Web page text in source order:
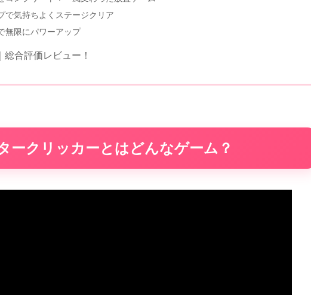
で気持ちよくステージクリア
無限にパワーアップ
総合評価レビュー！
ークリッカーとはどんなゲーム？